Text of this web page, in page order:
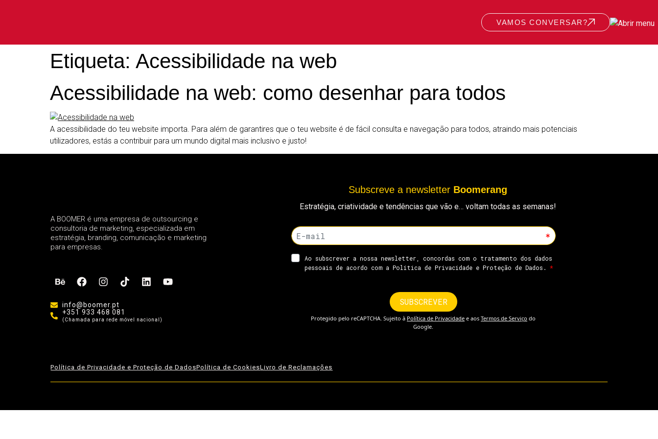
VAMOS CONVERSAR?
Etiqueta: Acessibilidade na web
Acessibilidade na web: como desenhar para todos
A acessibilidade do teu website importa. Para além de garantires que o teu website é de fácil consulta e navegação para todos, atraindo mais potenciais
utilizadores, estás a contribuir para um mundo digital mais inclusivo e justo!
A BOOMER é uma empresa de outsourcing e
consultoria de marketing, especializada em
estratégia, branding, comunicação e marketing
para empresas.
info@boomer.pt
+351 933 468 081
(Chamada para rede móvel nacional)
Subscreve a newsletter Boomerang
Estratégia, criatividade e tendências que vão e… voltam todas as semanas!
Política de Privacidade e Proteção de DadosPolítica de CookiesLivro de Reclamações